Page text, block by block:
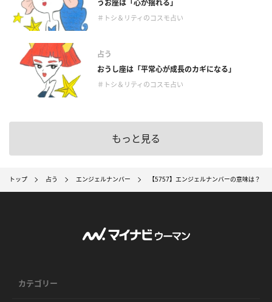
うお座は「心が揺れる」
＃トシ＆リティのコスモ占い
占う
おうし座は「平常心が成長のカギになる」
＃トシ＆リティのコスモ占い
もっと見る
トップ 占う エンジェルナンバー 【5757】エンジェルナンバーの意味は？
カテゴリー